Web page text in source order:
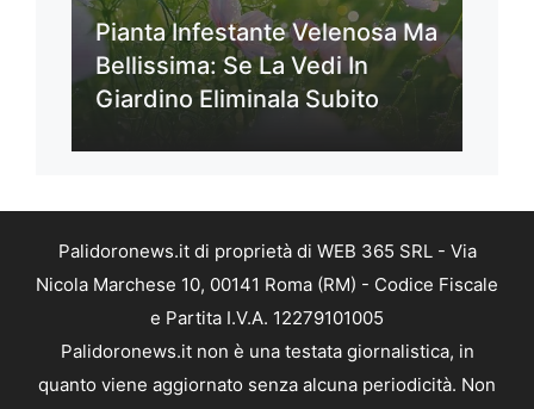
Pianta Infestante Velenosa Ma
Bellissima: Se La Vedi In
Giardino Eliminala Subito
Palidoronews.it di proprietà di WEB 365 SRL - Via
Nicola Marchese 10, 00141 Roma (RM) - Codice Fiscale
e Partita I.V.A. 12279101005
Palidoronews.it non è una testata giornalistica, in
quanto viene aggiornato senza alcuna periodicità. Non